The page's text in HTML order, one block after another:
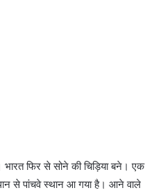
भारत फिर से सोने की चिड़िया बने। एक
से पांचवे स्थान आ गया है। आने वाले